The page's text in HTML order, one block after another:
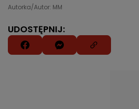
Autorka/Autor: MM
UDOSTĘPNIJ: